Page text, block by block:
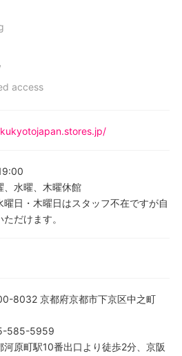
access
、水曜、木曜休館
曜日・木曜日はスタッフ不在ですが自
だけます。
8032 京都府京都市下京区中之町
585-5959
河原町駅10番出口より徒歩2分、京阪